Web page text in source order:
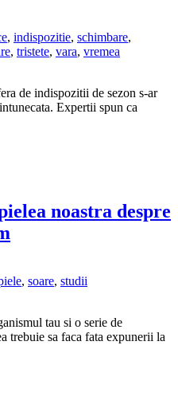
, indispozitie, schimbare,
, tristete, vara, vremea
de indispozitii de sezon s-ar
Expertii spun ca
noastra despre
, soare, studii
tau si o serie de
trebuie sa faca fata expunerii la